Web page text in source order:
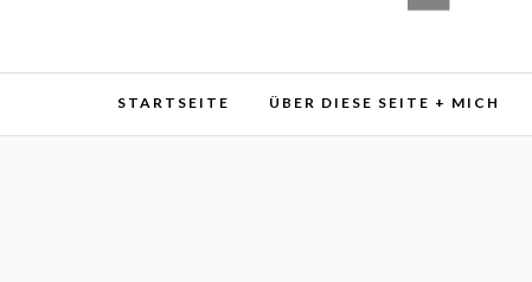
STARTSEITE ÜBER DIESE SEITE + MICH